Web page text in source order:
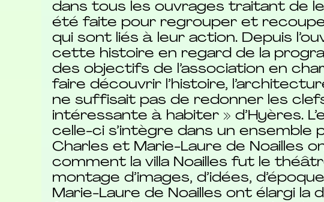
dans tous les ouvrages traitant de
été faite pour regrouper et
qui sont liés à leur action. Depuis
cette histoire en regard de la
des objectifs de l’association en
faire découvrir l’histoire,
ne suffisait pas de redonner les
intéressante à habiter » d’Hyères.
celle-ci s’intègre dans un ensemble
Charles et Marie-Laure de Noailles
comment la villa Noailles fut le
montage d’images, d’idées,
Marie-Laure de Noailles ont élargi